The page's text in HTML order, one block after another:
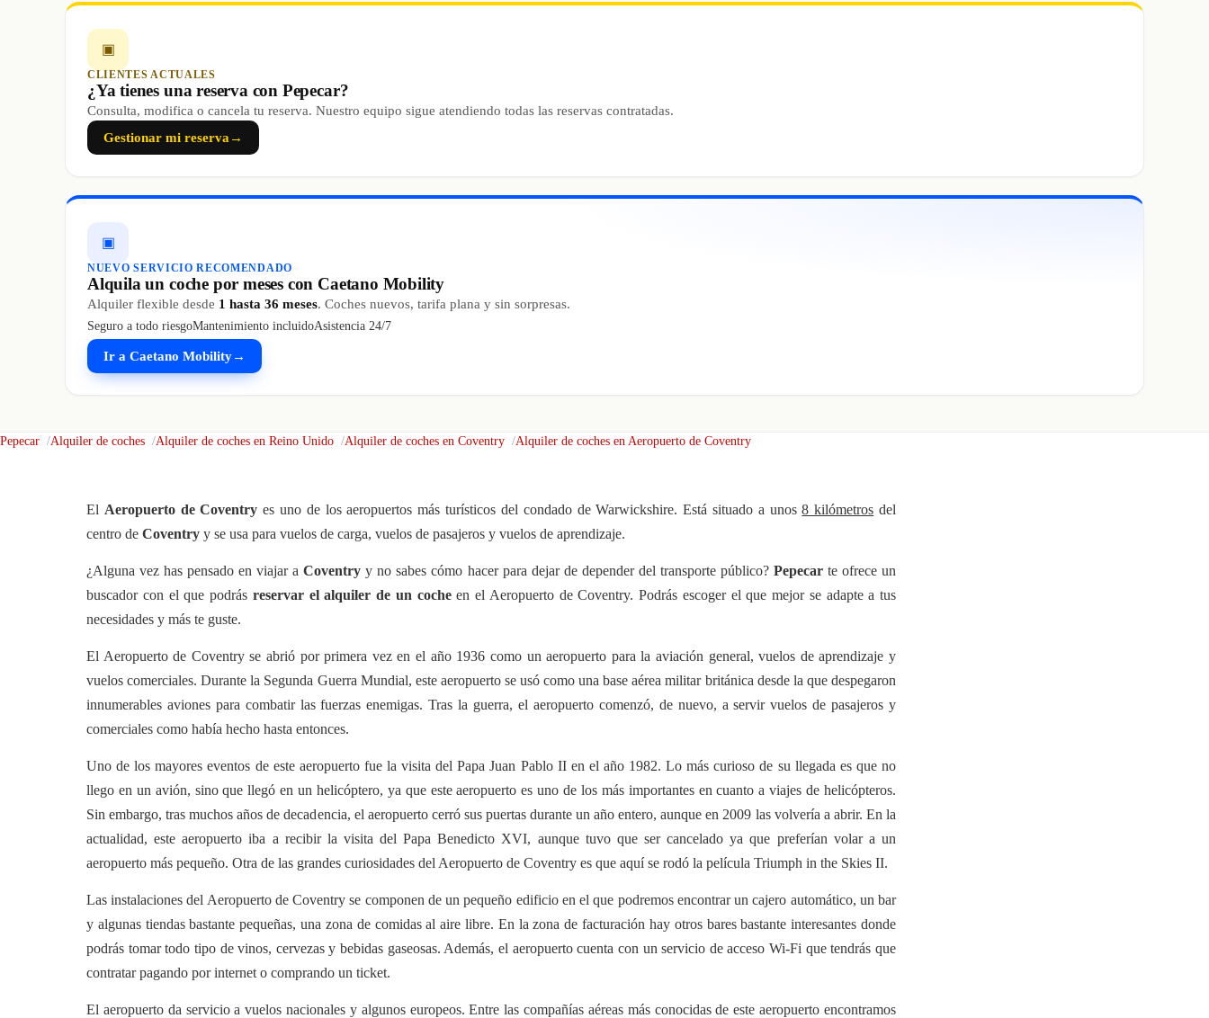
▣
CLIENTES ACTUALES
¿Ya tienes una reserva con Pepecar?
Consulta, modifica o cancela tu reserva. Nuestro equipo sigue atendiendo todas las reservas contratadas.
Gestionar mi reserva →
▣
NUEVO SERVICIO RECOMENDADO
Alquila un coche por meses con Caetano Mobility
Alquiler flexible desde 1 hasta 36 meses. Coches nuevos, tarifa plana y sin sorpresas.
Seguro a todo riesgoMantenimiento incluidoAsistencia 24/7
Ir a Caetano Mobility→
Pepecar Alquiler de coches Alquiler de coches en Reino Unido Alquiler de coches en Coventry Alquiler de coches en Aeropuerto de Coventry
El Aeropuerto de Coventry es uno de los aeropuertos más turísticos del condado de Warwickshire. Está situado a unos8 kilómetros del
centro de Coventry y se usa para vuelos de carga, vuelos de pasajeros y vuelos de aprendizaje.
¿Alguna vez has pensado en viajar aCoventry y no sabes cómo hacer para dejar de depender del transporte público? Pepecarte ofrece un
buscador con el que podrás reservar el alquiler de un cocheen el Aeropuerto de Coventry. Podrás escoger el que mejor se adapte a tus
necesidades y más te guste.
El Aeropuerto de Coventry se abrió por primera vez en el año 1936 como un aeropuerto para la aviación general, vuelos de aprendizaje y
vuelos comerciales. Durante la Segunda Guerra Mundial, este aeropuerto se usó como una base aérea militar británica desde la que despegaron
innumerables aviones para combatir las fuerzas enemigas. Tras la guerra, el aeropuerto comenzó, de nuevo, a servir vuelos de pasajeros y
comerciales como había hecho hasta entonces.
Uno de los mayores eventos de este aeropuerto fue la visita del Papa Juan Pablo II en el año 1982. Lo más curioso de su llegada es que no
llego en un avión, sino que llegó en un helicóptero, ya que este aeropuerto es uno de los más importantes en cuanto a viajes de helicópteros.
Sin embargo, tras muchos años de decadencia, el aeropuerto cerró sus puertas durante un año entero, aunque en 2009 las volvería a abrir. En la
actualidad, este aeropuerto iba a recibir la visita del Papa Benedicto XVI, aunque tuvo que ser cancelado ya que preferían volar a un
aeropuerto más pequeño. Otra de las grandes curiosidades del Aeropuerto de Coventry es que aquí se rodó la película Triumph in the Skies II.
Las instalaciones del Aeropuerto de Coventry se componen de un pequeño edificio en el que podremos encontrar un cajero automático, un bar
y algunas tiendas bastante pequeñas, una zona de comidas al aire libre. En la zona de facturación hay otros bares bastante interesantes donde
podrás tomar todo tipo de vinos, cervezas y bebidas gaseosas. Además, el aeropuerto cuenta con un servicio de acceso Wi-Fi que tendrás que
contratar pagando por internet o comprando un ticket.
El aeropuerto da servicio a vuelos nacionales y algunos europeos. Entre las compañías aéreas más conocidas de este aeropuerto encontramos